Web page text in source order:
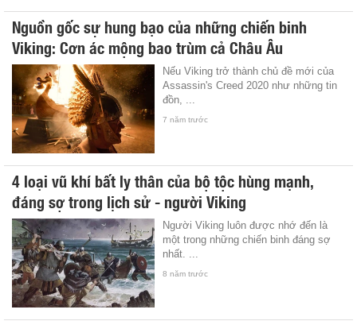
Nguồn gốc sự hung bạo của những chiến binh
Viking: Cơn ác mộng bao trùm cả Châu Âu
Nếu Viking trở thành chủ đề mới của
Assassin's Creed 2020 như những tin
đồn, ...
7 năm trước
4 loại vũ khí bất ly thân của bộ tộc hùng mạnh,
đáng sợ trong lịch sử - người Viking
Người Viking luôn được nhớ đến là
một trong những chiến binh đáng sợ
nhất. ...
8 năm trước